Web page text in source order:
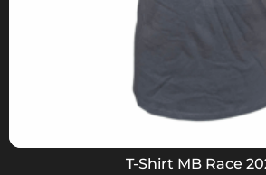
T-Shirt MB Race